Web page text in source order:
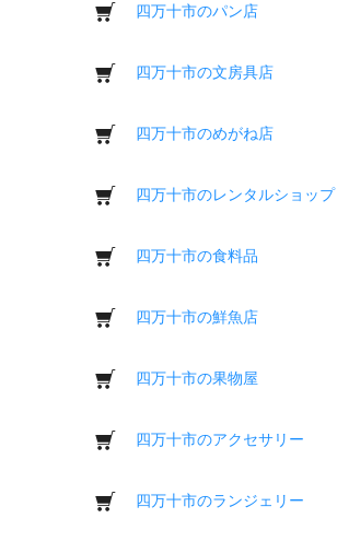
四万十市のパン店
四万十市の文房具店
四万十市のめがね店
四万十市のレンタルショップ
四万十市の食料品
四万十市の鮮魚店
四万十市の果物屋
四万十市のアクセサリー
四万十市のランジェリー